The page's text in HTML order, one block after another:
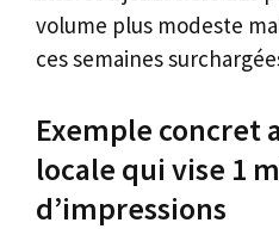
volume plus modeste
ces semaines
Exemple concret
locale qui vise 1
d’impressions